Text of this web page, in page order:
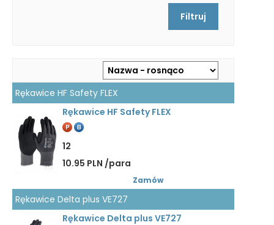
Rękawice HF Safety FLEX
Rękawice HF Safety FLEX
12
10.95 PLN /para
Zamów
Rękawice Delta plus VE727
Rękawice Delta plus VE727